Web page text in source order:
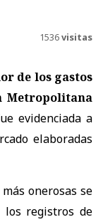
1536visitas
de los gastos
Metropolitana
evidenciada a
elaboradas
onerosas se
los registros de